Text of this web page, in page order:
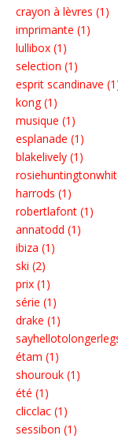
crayon à lèvres (1)
imprimante (1)
lullibox (1)
selection (1)
esprit scandinave
kong (1)
musique (1)
esplanade (1)
blakelively (1)
harrods (1)
robertlafont (1)
annatodd (1)
ibiza (1)
ski (2)
prix (1)
série (1)
drake (1)
étam (1)
shourouk (1)
été (1)
clicclac (1)
sessibon (1)